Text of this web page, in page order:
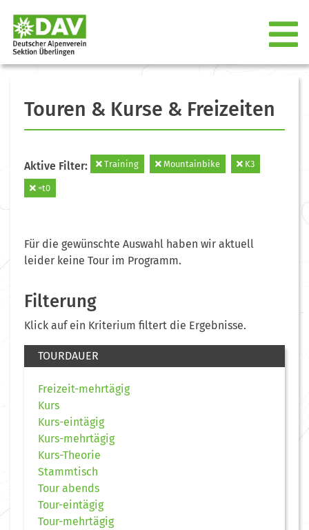
Touren & Kurse & Freizeiten
Aktive Filter: Training Mountainbike K3
=t0
Für die gewünschte Auswahl haben wir aktuell
leider keine Tour im Programm.
Filterung
Klick auf ein Kriterium filtert die Ergebnisse.
TOURDAUER
Freizeit-mehrtägig
Kurs
Kurs-eintägig
Kurs-mehrtägig
Kurs-Theorie
Stammtisch
Tour abends
Tour-eintägig
Tour-mehrtägig